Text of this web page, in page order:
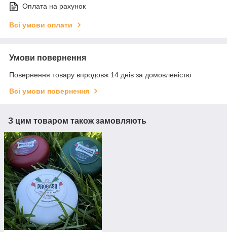
Оплата на рахунок
Всі умови оплати
Умови повернення
Повернення товару впродовж 14 днів за домовленістю
Всі умови повернення
З цим товаром також замовляють